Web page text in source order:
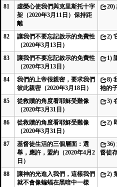
81
虛榮心使我們與克里斯托十字
架（2020年3月11日）保持距
離
20)
82
讓我們不要忘記啟示的免費性
（2020年3月13日）
2)
83
讓我們不要忘記啟示的免費性
（2020年3月13日）
1)
84
我們的上帝很親密，要求我們
彼此親密（2020年3月18日）
8)
祂的
85
從救贖的角度看耶穌受難像
（2020年3月31日）
3)
86
從救贖的角度看耶穌受難像
（2020年3月31日）
2)
87
基督徒生活的三個層面：選
舉，應許，盟約（2020年4月2
日）
36)
督徒
88
讓神的光進入我們，這樣我們
就不會像蝙蝠在黑暗中一樣
2)